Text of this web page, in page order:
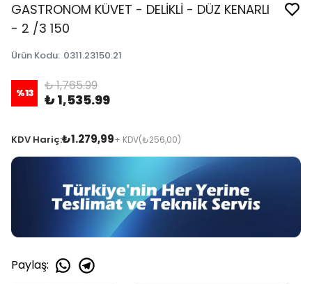
GASTRONOM KÜVET - DELİKLİ - DÜZ KENARLI
- 2 /3 150
Ürün Kodu: 0311.23150.21
%13 ₺ 1,765.99
₺ 1,535.99
KDV Hariç:₺1.279,99+ KDV(₺256,00)
Paylaş: